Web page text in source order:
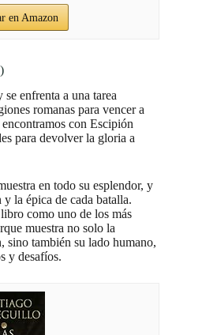
en Amazon
enfrenta a una tarea
romanas para vencer a
con Escipión
para devolver la gloria a
en todo su esplendor, y
la épica de cada batalla.
como uno de los más
muestra no solo la
también su lado humano,
y desafíos.